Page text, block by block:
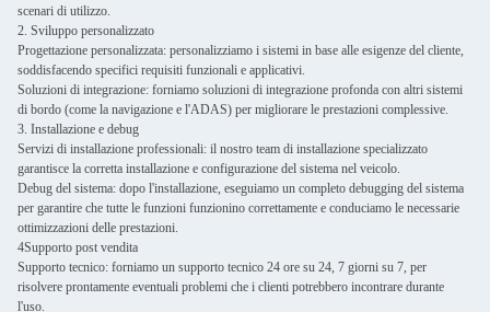
scenari di utilizzo.
2. Sviluppo personalizzato
Progettazione personalizzata: personalizziamo i sistemi in base alle esigenze del cliente,
soddisfacendo specifici requisiti funzionali e applicativi.
Soluzioni di integrazione: forniamo soluzioni di integrazione profonda con altri sistemi
di bordo (come la navigazione e l'ADAS) per migliorare le prestazioni complessive.
3. Installazione e debug
Servizi di installazione professionali: il nostro team di installazione specializzato
garantisce la corretta installazione e configurazione del sistema nel veicolo.
Debug del sistema: dopo l'installazione, eseguiamo un completo debugging del sistema
per garantire che tutte le funzioni funzionino correttamente e conduciamo le necessarie
ottimizzazioni delle prestazioni.
4Supporto post vendita
Supporto tecnico: forniamo un supporto tecnico 24 ore su 24, 7 giorni su 7, per
risolvere prontamente eventuali problemi che i clienti potrebbero incontrare durante
l'uso.